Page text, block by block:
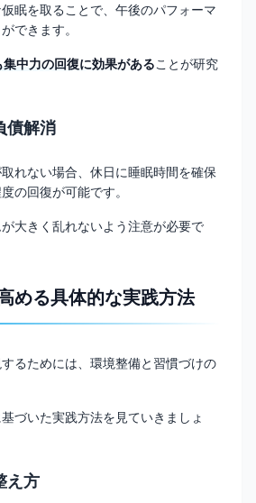
眠を取ることで、午後のパフォーマ
できます。
中力の回復に効果があることが研究
債解消
れない場合、休日に睡眠時間を確保
の回復が可能です。
大きく乱れないよう注意が必要で
める具体的な実践方法
るためには、環境整備と習慣づけの
づいた実践方法を見ていきましょ
え方